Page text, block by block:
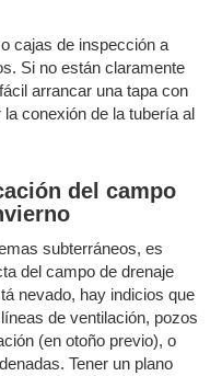
cajas de inspección a
Si no están claramente
arrancar una tapa con
conexión de la tubería al
del campo
subterráneos, es
del campo de drenaje
nevado, hay indicios que
de ventilación, pozos
(en otoño previo), o
Tener un plano